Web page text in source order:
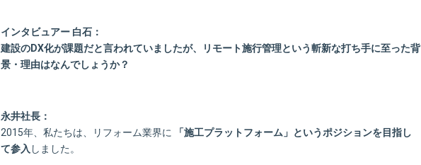
インタビュアー 白石：
建設のDX化が課題だと言われていましたが、リモート施行管理という斬新な打ち手に至った背
景・理由はなんでしょうか？
永井社長：
2015年、私たちは、リフォーム業界に
「施工プラットフォーム」というポジションを目指し
て参入 しました。